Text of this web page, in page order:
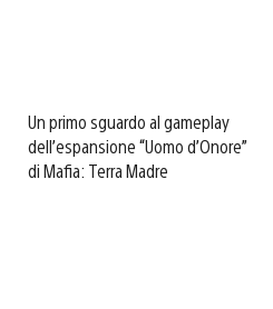
Un primo sguardo al gameplay
dell’espansione “Uomo d’Onore”
di Mafia: Terra Madre